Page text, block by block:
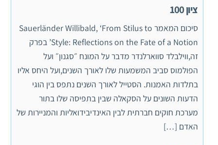
ציון 100
סיכום המאמר Sauerländer Willibald, ‘From Stilus to
Style: Reflections on the Fate of a Notion’ בפרק
זה,ווילבלד סווארלנדר מדבר על המונח ״סגנון״ ועל
הפולמוס סביב המשמעות שלו לאורך השנים,ועל היחס אליו
בתלדות האמנות. הסטייל לאורך השנים נתפס בין הוגי
הדעות השונים על הסקאלה שבין בתפיסה שלו בתור
מערכת חוקים חברתית לבין האינדיבידואליות והמניירות של
האדם […]